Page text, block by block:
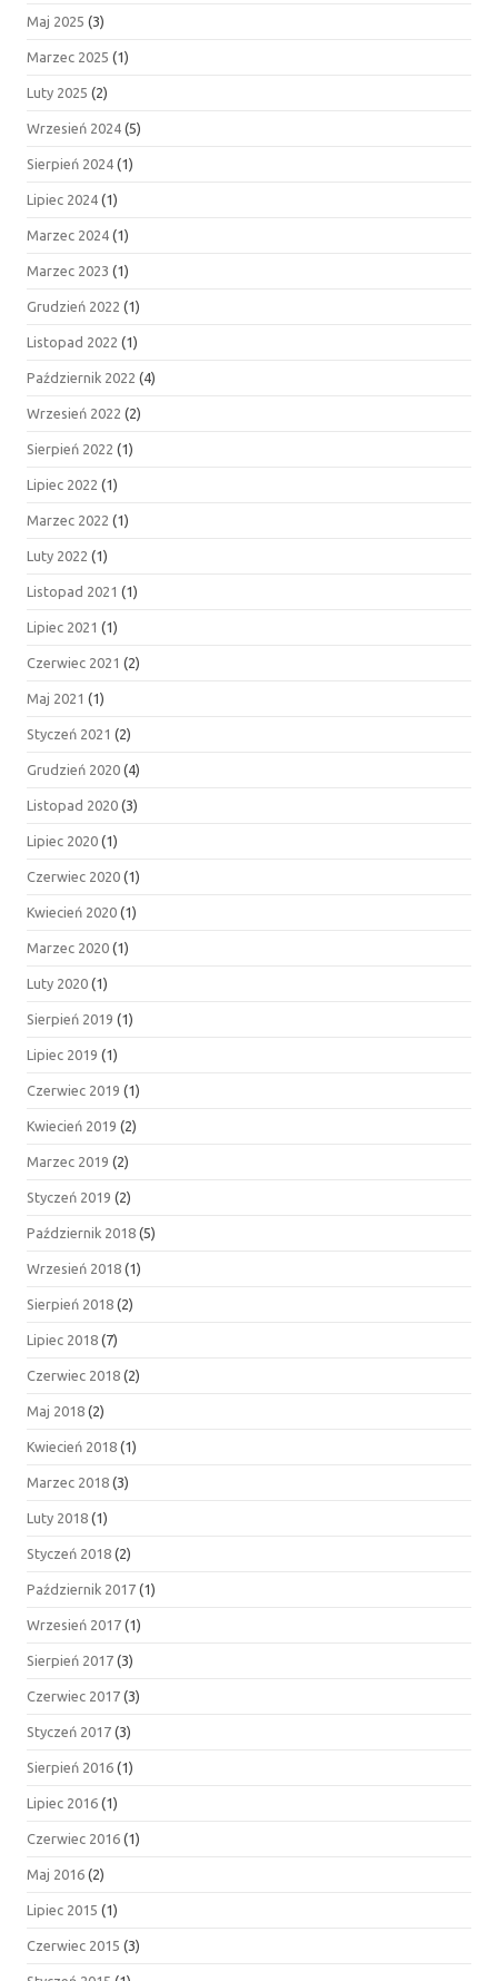
Maj 2025 (3)
Marzec 2025 (1)
Luty 2025 (2)
Wrzesień 2024 (5)
Sierpień 2024 (1)
Lipiec 2024 (1)
Marzec 2024 (1)
Marzec 2023 (1)
Grudzień 2022 (1)
Listopad 2022 (1)
Październik 2022 (4)
Wrzesień 2022 (2)
Sierpień 2022 (1)
Lipiec 2022 (1)
Marzec 2022 (1)
Luty 2022 (1)
Listopad 2021 (1)
Lipiec 2021 (1)
Czerwiec 2021 (2)
Maj 2021 (1)
Styczeń 2021 (2)
Grudzień 2020 (4)
Listopad 2020 (3)
Lipiec 2020 (1)
Czerwiec 2020 (1)
Kwiecień 2020 (1)
Marzec 2020 (1)
Luty 2020 (1)
Sierpień 2019 (1)
Lipiec 2019 (1)
Czerwiec 2019 (1)
Kwiecień 2019 (2)
Marzec 2019 (2)
Styczeń 2019 (2)
Październik 2018 (5)
Wrzesień 2018 (1)
Sierpień 2018 (2)
Lipiec 2018 (7)
Czerwiec 2018 (2)
Maj 2018 (2)
Kwiecień 2018 (1)
Marzec 2018 (3)
Luty 2018 (1)
Styczeń 2018 (2)
Październik 2017 (1)
Wrzesień 2017 (1)
Sierpień 2017 (3)
Czerwiec 2017 (3)
Styczeń 2017 (3)
Sierpień 2016 (1)
Lipiec 2016 (1)
Czerwiec 2016 (1)
Maj 2016 (2)
Lipiec 2015 (1)
Czerwiec 2015 (3)